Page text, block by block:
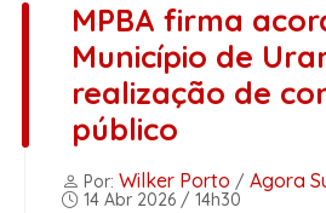
MPBA firma
Município de
realização de
público
Por: Wilker Porto / Agora
14 Abr 2026 / 14h30